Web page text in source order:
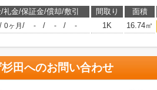
礼金/保証金/償却/敷引 間取り 面積
/ 0ヶ月 / - / - / - 1K 16.74㎡
田へのお問い合わせ